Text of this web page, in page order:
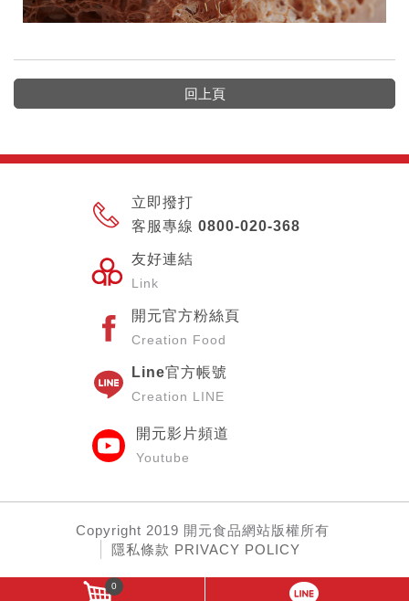
回上頁
0
立即撥打
客服專線 0800-020-368
友好連結
Link
開元官方粉絲頁
Creation Food
Line官方帳號
Creation LINE
開元影片頻道
Youtube
Copyright 2019 開元食品網站版權所有
隱私條款 PRIVACY POLICY